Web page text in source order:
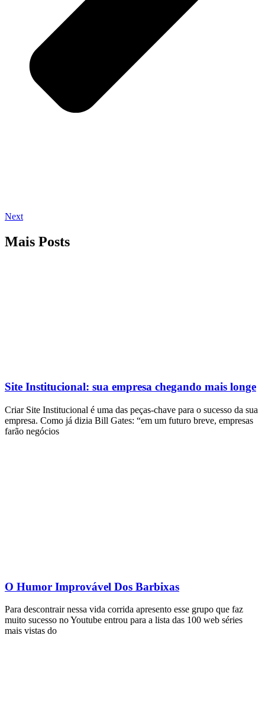
Next
Mais Posts
Site Institucional: sua empresa chegando mais longe
Criar Site Institucional é uma das peças-chave para o sucesso da sua
empresa. Como já dizia Bill Gates: “em um futuro breve, empresas
farão negócios
O Humor Improvável Dos Barbixas
Para descontrair nessa vida corrida apresento esse grupo que faz
muito sucesso no Youtube entrou para a lista das 100 web séries
mais vistas do